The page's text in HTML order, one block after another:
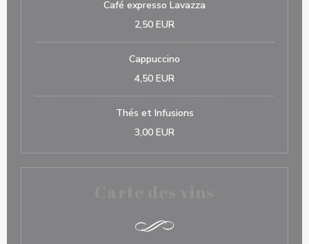
Café expresso Lavazza
2,50 EUR
Cappuccino
4,50 EUR
Thés et Infusions
3,00 EUR